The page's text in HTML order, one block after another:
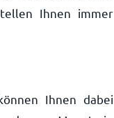
Ihnen immer
Ihnen dabei